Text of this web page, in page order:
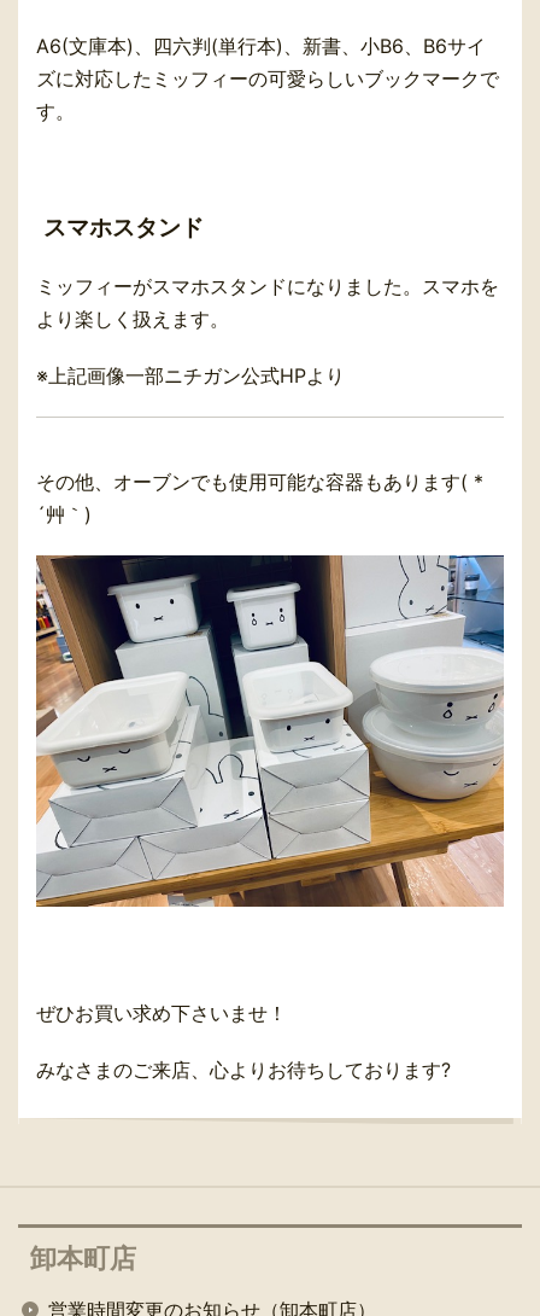
A6(文庫本)、四六判(単行本)、新書、小B6、B6サイ
ズに対応したミッフィーの可愛らしいブックマークで
す。
スマホスタンド
ミッフィーがスマホスタンドになりました。スマホを
より楽しく扱えます。
※上記画像一部ニチガン公式HPより
その他、オーブンでも使用可能な容器もあります( *
´艸｀)
ぜひお買い求め下さいませ！
みなさまのご来店、心よりお待ちしております?
卸本町店
営業時間変更のお知らせ（卸本町店）